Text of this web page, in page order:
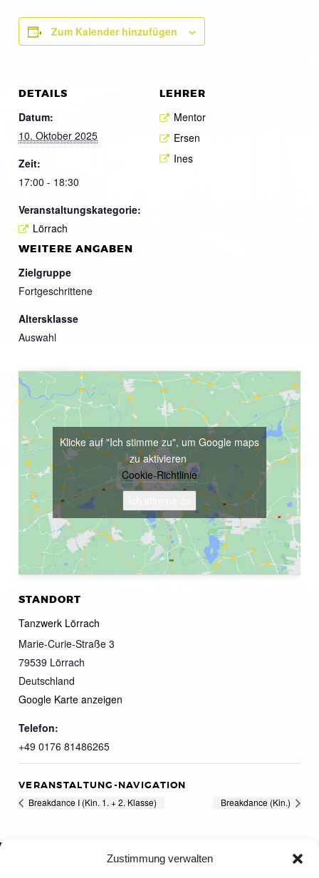
Zustimmung verwalten
Zum Kalender hinzufügen
DETAILS
Datum:
10. Oktober 2025
Zeit:
17:00 - 18:30
Veranstaltungskategorie:
Lörrach
LEHRER
Mentor
Ersen
Ines
WEITERE ANGABEN
Zielgruppe
Fortgeschrittene
Altersklasse
Auswahl
STANDORT
Tanzwerk Lörrach
Marie-Curie-Straße 3
79539 Lörrach
Deutschland
Google Karte anzeigen
Telefon:
+49 0176 81486265
Klicke auf "Ich stimme zu", um Google maps
zu aktivieren
Cookie-Richtlinie
VERANSTALTUNG-NAVIGATION
Breakdance I (Kin. 1. + 2. Klasse) Breakdance (Kin.)